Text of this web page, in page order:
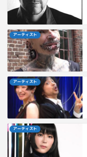
アーティスト
アーティスト
アーティスト